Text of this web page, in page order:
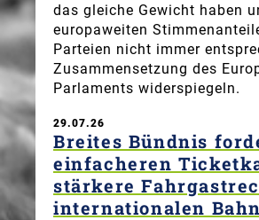
das gleiche Gewicht haben
europaweiten
Parteien nicht immer
Zusammensetzung des
Parlaments widerspiegeln.
29.07.26
Breites Bündnis
einfacheren
stärkere
internationalen